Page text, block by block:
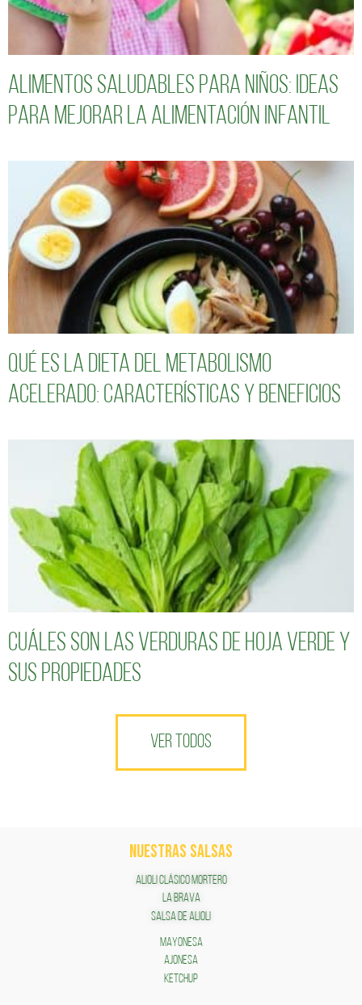
Alimentos saludables para niños: Ideas
para mejorar la alimentación infantil
Qué es la dieta del metabolismo
acelerado: características y beneficios
Cuáles son las verduras de hoja verde y
sus propiedades
VER TODOS
NUESTRAS SALSAS
ALIOLI CLÁSICO MORTERO
LA BRAVA
SALSA DE ALIOLI
MAYONESA
AJONESA
KETCHUP